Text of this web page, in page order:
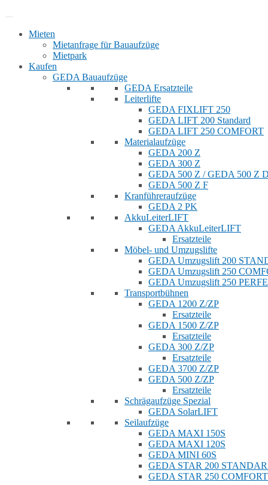
Mieten
Mietanfrage für Bauaufzüge
Mietpark
Kaufen
GEDA Bauaufzüge
GEDA Ersatzteile
Leiterlifte
GEDA FIXLIFT 250
GEDA LIFT 200 Standard
GEDA LIFT 250 COMFORT
Materialaufzüge
GEDA 200 Z
GEDA 300 Z
GEDA 500 Z / GEDA 500 Z
GEDA 500 Z F
Kranführeraufzüge
GEDA 2 PK
AkkuLeiterLIFT
GEDA AkkuLeiterLIFT
Ersatzteile
Möbel- und Umzugslifte
GEDA Umzugslift 200
GEDA Umzugslift 250
GEDA Umzugslift 250
Transportbühnen
GEDA 1200 Z/ZP
Ersatzteile
GEDA 1500 Z/ZP
Ersatzteile
GEDA 300 Z/ZP
Ersatzteile
GEDA 3700 Z/ZP
GEDA 500 Z/ZP
Ersatzteile
Schrägaufzüge Spezial
GEDA SolarLIFT
Seilaufzüge
GEDA MAXI 150S
GEDA MAXI 120S
GEDA MINI 60S
GEDA STAR 200
GEDA STAR 250 COMFORT